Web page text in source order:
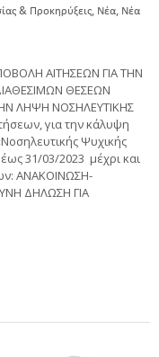
& Προκηρύξεις, Νέα, Νέα
ΑΙΤΗΣΕΩΝ ΓΙΑ ΤΗΝ
ΘΕΣΕΩΝ
ΛΗΨΗ ΝΟΣΗΛΕΥΤΙΚΗΣ
για την κάλυψη
Ψυχικής
31/03/2023 μέχρι και
ΑΝΑΚΟΙΝΩΣΗ-
ΔΗΛΩΣΗ ΓΙΑ